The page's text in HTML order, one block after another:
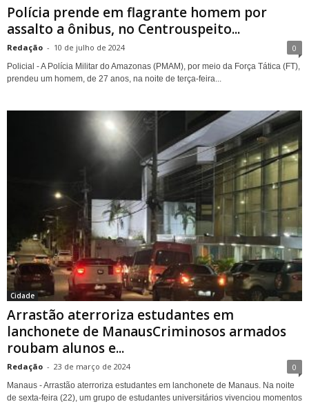
Polícia prende em flagrante homem por
assalto a ônibus, no Centrouspeito...
Redação - 10 de julho de 2024 0
Policial - A Polícia Militar do Amazonas (PMAM), por meio da Força Tática (FT),
prendeu um homem, de 27 anos, na noite de terça-feira...
Cidade
Arrastão aterroriza estudantes em
lanchonete de ManausCriminosos armados
roubam alunos e...
Redação - 23 de março de 2024 0
Manaus - Arrastão aterroriza estudantes em lanchonete de Manaus. Na noite
de sexta-feira (22), um grupo de estudantes universitários vivenciou momentos